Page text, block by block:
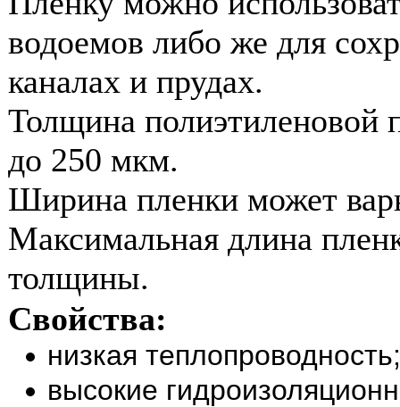
водоемов либо же для
каналах и прудах.
Толщина полиэтиленовой
до 250 мкм.
Ширина пленки может
Максимальная длина
толщины.
Свойства:
низкая
высокие